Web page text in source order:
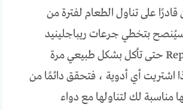
قادرًا على تناول الطعام لفترة من
بتخطي جرعات ريباجلينيد
Repaglinide حتى تأكل بشكل طبيعي مرة
اشتريت أي أدوية ، فتحقق دائمًا من
مناسبة لك لتناولها مع دواء